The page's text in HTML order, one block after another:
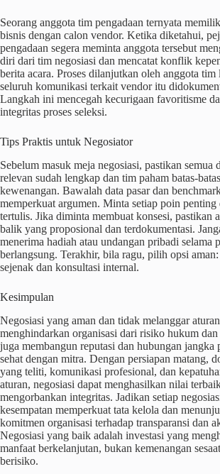
Seorang anggota tim pengadaan ternyata
bisnis dengan calon vendor. Ketika diketahui,
pengadaan segera meminta anggota tersebut
diri dari tim negosiasi dan mencatat konflik
berita acara. Proses dilanjutkan oleh anggota tim
seluruh komunikasi terkait vendor itu
Langkah ini mencegah kecurigaan favoritisme
integritas proses seleksi.
Tips Praktis untuk Negosiator
Sebelum masuk meja negosiasi, pastikan semua
relevan sudah lengkap dan tim paham batas-batas
kewenangan. Bawalah data pasar dan
memperkuat argumen. Minta setiap poin penting
tertulis. Jika diminta membuat konsesi, pastikan
balik yang proposional dan terdokumentasi.
menerima hadiah atau undangan pribadi selama
berlangsung. Terakhir, bila ragu, pilih opsi
sejenak dan konsultasi internal.
Kesimpulan
Negosiasi yang aman dan tidak melanggar
menghindarkan organisasi dari risiko hukum dan
juga membangun reputasi dan hubungan jangka
sehat dengan mitra. Dengan persiapan matang,
yang teliti, komunikasi profesional, dan
aturan, negosiasi dapat menghasilkan nilai
mengorbankan integritas. Jadikan setiap
kesempatan memperkuat tata kelola dan
komitmen organisasi terhadap transparansi dan
Negosiasi yang baik adalah investasi yang
manfaat berkelanjutan, bukan kemenangan
berisiko.